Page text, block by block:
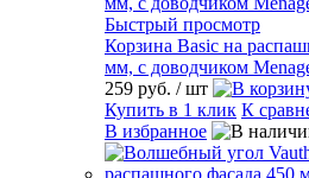
Быстрый просмотр
Корзина Basic на
мм, с доводчиком
259 руб. / шт
Купить в 1 клик К
В избранное